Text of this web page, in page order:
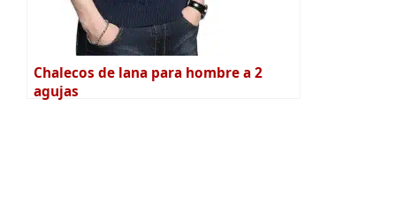
Chalecos de lana para hombre a 2
agujas